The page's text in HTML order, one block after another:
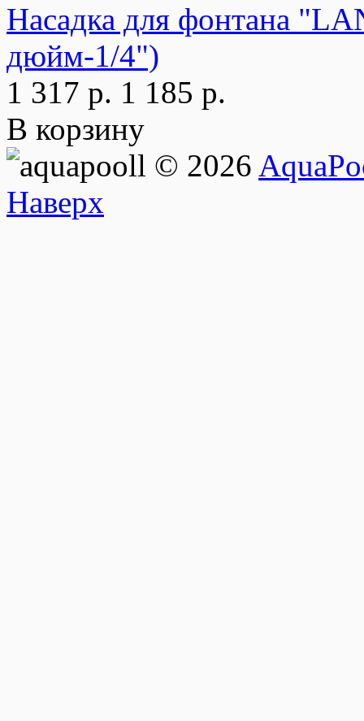
Насадка для фонтана
дюйм-1/4")
1 317 р. 1 185 р.
В корзину
© 2026
Наверх